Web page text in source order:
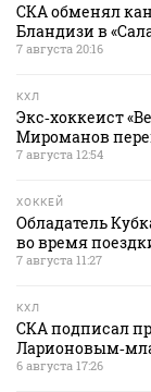
СКА обменял
Бландизи в
7 августа 20:16
КХЛ
Экс‑хоккеист
Мироманов
7 августа 12:54
ХОККЕЙ
Обладатель
во время
7 августа 11:27
КХЛ
СКА подписал
6 августа 17:26